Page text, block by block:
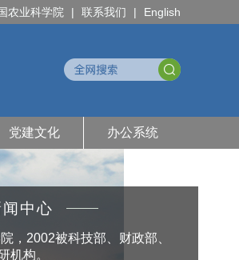
农业科学院 | 联系我们 | English
党建文化 办公系统
闻中心
，2002被科技部、财政部、
机构。